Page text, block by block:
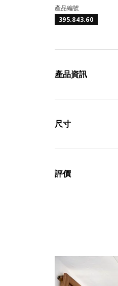
產品編號
395.843.60
產品資訊
尺寸
評價